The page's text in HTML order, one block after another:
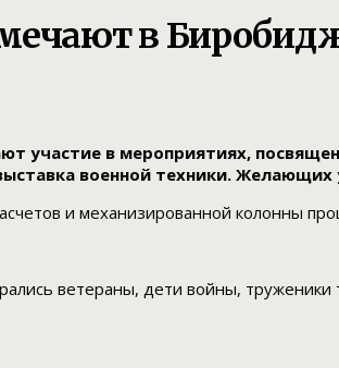
в
участие в мероприятиях,
военной техники.
и механизированной колонны
ветераны, дети войны, труженики